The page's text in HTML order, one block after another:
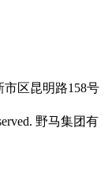
区昆明路158号
野马集团有